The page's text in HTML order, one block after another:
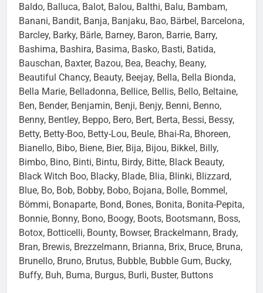
Baldo, Balluca, Balot, Balou, Balthi, Balu, Bambam,
Banani, Bandit, Banja, Banjaku, Bao, Bärbel, Barcelona,
Barcley, Barky, Bärle, Barney, Baron, Barrie, Barry,
Bashima, Bashira, Basima, Basko, Basti, Batida,
Bauschan, Baxter, Bazou, Bea, Beachy, Beany,
Beautiful Chancy, Beauty, Beejay, Bella, Bella Bionda,
Bella Marie, Belladonna, Bellice, Bellis, Bello, Beltaine,
Ben, Bender, Benjamin, Benji, Benjy, Benni, Benno,
Benny, Bentley, Beppo, Bero, Bert, Berta, Bessi, Bessy,
Betty, Betty-Boo, Betty-Lou, Beule, Bhai-Ra, Bhoreen,
Bianello, Bibo, Biene, Bier, Bija, Bijou, Bikkel, Billy,
Bimbo, Bino, Binti, Bintu, Birdy, Bitte, Black Beauty,
Black Witch Boo, Blacky, Blade, Blia, Blinki, Blizzard,
Blue, Bo, Bob, Bobby, Bobo, Bojana, Bolle, Bommel,
Bömmi, Bonaparte, Bond, Bones, Bonita, Bonita-Pepita,
Bonnie, Bonny, Bono, Boogy, Boots, Bootsmann, Boss,
Botox, Botticelli, Bounty, Bowser, Brackelmann, Brady,
Bran, Brewis, Brezzelmann, Brianna, Brix, Bruce, Bruna,
Brunello, Bruno, Brutus, Bubble, Bubble Gum, Bucky,
Buffy, Buh, Buma, Burgus, Burli, Buster, Buttons